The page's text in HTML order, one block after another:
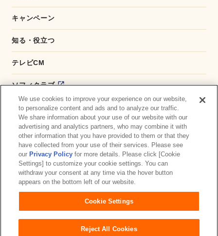
キャンペーン
知る・役立つ
テレビCM
ソフィクラブ
かんたん応募サービス
ダイレクトショップ
商品取扱い店舗検索
お問い合わせ サイトマップ ウェブサイト利用規約
プライバシーポリシー 障がいの表記について
We use cookies to improve your experience on our website,
to personalize content and ads and to analyze our traffic.
We share information about your use of our website with our
advertising and analytics partners, who may combine it with
other information that you have provided to them or that they
have collected from your use of their services. Please see
our Privacy Policy for more details. Please click [Cookie
Settings] to customize your cookie settings. You can
withdraw your consent at any time via the hover button
appears on the bottom left of our website.
Cookie Settings
Reject All Cookies